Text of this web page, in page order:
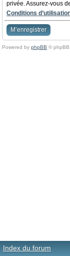
privée. Assurez-vous
Conditions
M’enregistrer
Powered by phpBB © phpBB
Index du forum